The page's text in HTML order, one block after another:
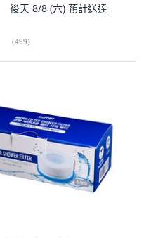
後天 8/8 (六) 預計送達
(499)